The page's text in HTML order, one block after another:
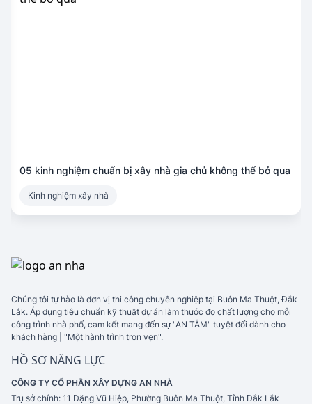
05 kinh nghiệm chuẩn bị xây nhà gia chủ không thể bỏ qua
Kinh nghiệm xây nhà
Chúng tôi tự hào là đơn vị thi công chuyên nghiệp tại Buôn Ma Thuột, Đắk
Lắk. Áp dụng tiêu chuẩn kỹ thuật dự án làm thước đo chất lượng cho mỗi
công trình nhà phố, cam kết mang đến sự "AN TÂM" tuyệt đối dành cho
khách hàng | "Một hành trình trọn vẹn".
HỒ SƠ NĂNG LỰC
CÔNG TY CỔ PHẦN XÂY DỰNG AN NHÀ
Trụ sở chính: 11 Đặng Vũ Hiệp, Phường Buôn Ma Thuột, Tỉnh Đắk Lắk